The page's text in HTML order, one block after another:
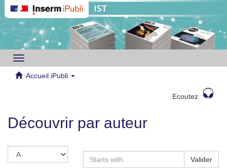
Toggle
navigation
Accueil iPubli
Ecoutez
Découvrir par auteur
Valider